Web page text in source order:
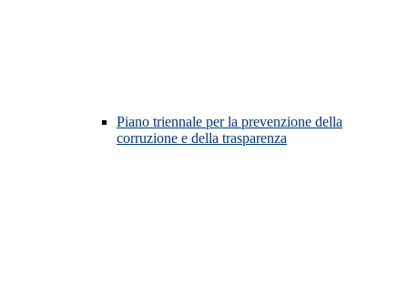
Piano triennale per la prevenzione della
corruzione e della trasparenza